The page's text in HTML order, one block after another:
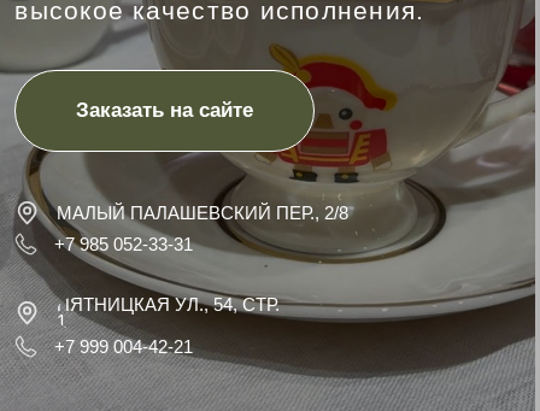
ПОКАЗАТЬ НА КАРТЕ
МАЛЫЙ ПАЛАШЕВСКИЙ ПЕР., 2/8
1
+7 999 004-42-21
Декоративная посуда на заказ